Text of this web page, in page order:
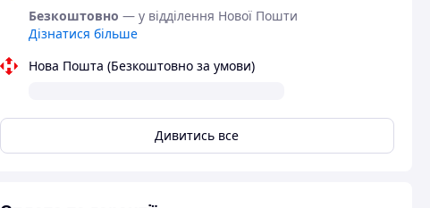
Безкоштовно — у відділення Нової Пошти
Дізнатися більше
Нова Пошта (Безкоштовно за умови)
Дивитись все